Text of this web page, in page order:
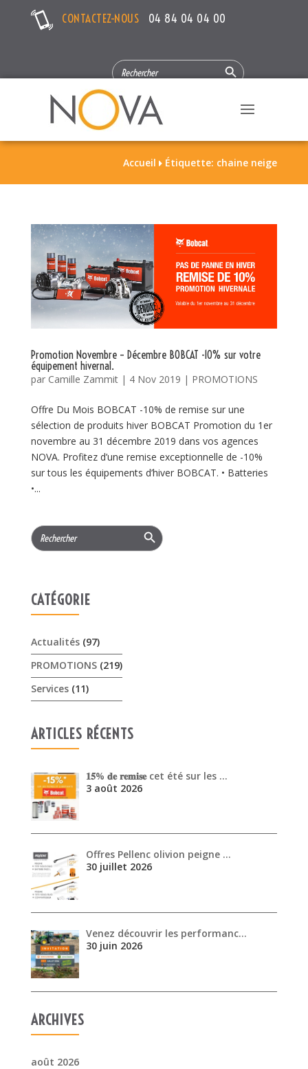
CONTACTEZ-NOUS 04 84 04 04 00
SEARCH
FOR:
Search Button
Accueil  Étiquette: chaine neige
Promotion Novembre – Décembre BOBCAT -10% sur votre
équipement hivernal.
par Camille Zammit| 4 Nov 2019 | PROMOTIONS
Offre Du Mois BOBCAT -10% de remise sur une
sélection de produits hiver BOBCAT Promotion du 1er
novembre au 31 décembre 2019 dans vos agences
NOVA. Profitez d’une remise exceptionnelle de -10%
sur tous les équipements d’hiver BOBCAT. • Batteries
•...
Search
for:
Search Button
CATÉGORIE
Actualités(97)
PROMOTIONS(219)
Services(11)
ARTICLES RÉCENTS
𝟏𝟓% 𝐝𝐞 𝐫𝐞𝐦𝐢𝐬𝐞 cet été sur les …
3 août 2026
Offres Pellenc olivion peigne …
30 juillet 2026
Venez découvrir les performanc…
30 juin 2026
ARCHIVES
août 2026